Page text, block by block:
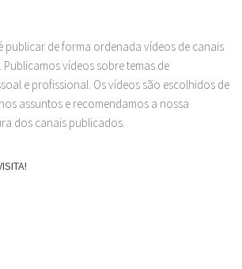
publicar de forma ordenada vídeos de canais
vídeos sobre temas de
e profissional. Os vídeos são escolhidos de
assuntos e recomendamos a nossa
dos canais publicados.